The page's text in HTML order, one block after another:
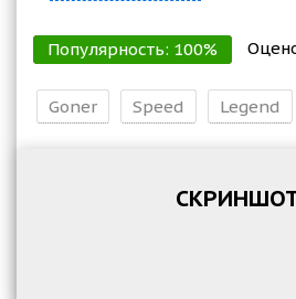
Популярность: 100%
Goner Speed Legend